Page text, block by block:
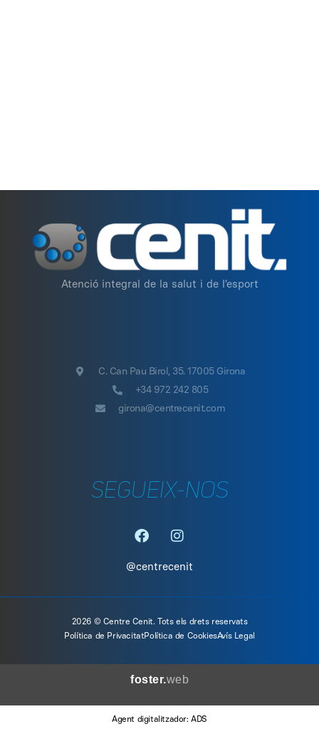
Atenció integral de la salut i de l’esport
C. Can Pau Birol, 35. 17005 Girona
+34 972 242 805
girona@centrecenit.com
SEGUEIX-NOS
@centrecenit
2026 © Centre Cenit. Tots els drets reservats
Política de PrivacitatPolítica de CookiesAvís Legal
foster.web
Agent digitalitzador: ADS